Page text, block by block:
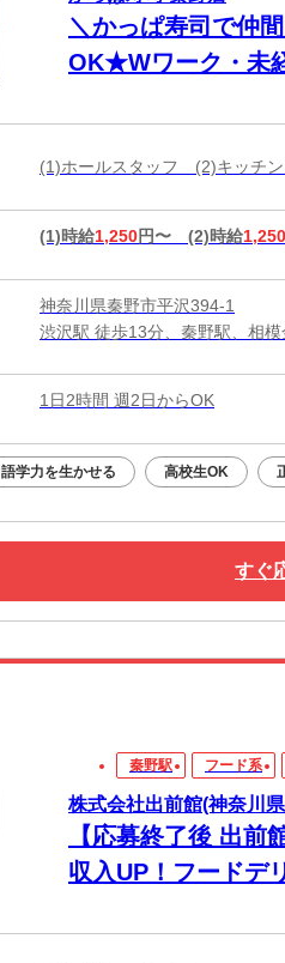
＼かっぱ寿司で仲
OK★Wワーク・未
(1)ホールスタッフ (2)キッチ
(1)時給1,250円〜 (2)時給1,250
神奈川県秦野市平沢394-1
渋沢駅 徒歩13分、秦野駅、相模
1日2時間 週2日からOK
語学力を生かせる 高校生OK
すぐ
秦野駅 フード系
株式会社出前館(神奈川
【応募終了後 出前
収入UP！フードデ